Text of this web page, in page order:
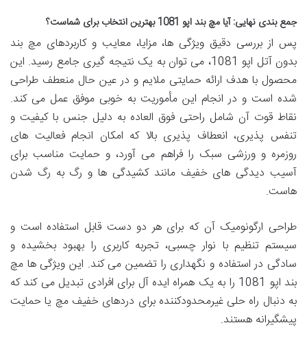
جمع بندی نهایی: آیا مچ بند اپو 1081 بهترین انتخاب برای شماست؟
پس از بررسی دقیق ویژگی ها، مزایا، معایب و کاربردهای مچ بند
بدون آتل اپو 1081، می توان به یک نتیجه گیری جامع رسید. این
محصول با هدف ارائه حمایتی ملایم و در عین حال منعطف طراحی
شده است و در انجام این مأموریت به خوبی موفق عمل می کند.
نقاط قوت آن شامل راحتی فوق العاده به دلیل جنس با کیفیت و
تنفس پذیری، انعطاف پذیری بالا که امکان انجام فعالیت های
روزمره و ورزشی سبک را فراهم می آورد، و حمایت مناسب برای
آسیب دیدگی های خفیف مانند کشیدگی ها و رگ به رگ شدن
هاست.
طراحی ارگونومیک آن که برای هر دو دست قابل استفاده است و
سیستم تنظیم با نوار چسبی، تجربه کاربری را بهبود بخشیده و
سادگی در استفاده و نگهداری را تضمین می کند. این ویژگی ها مچ
بند اپو 1081 را به یک همراه ایده آل برای افرادی تبدیل می کند که
به دنبال راه حلی غیرمحدودکننده برای دردهای خفیف مچ یا حمایت
پیشگیرانه هستند.